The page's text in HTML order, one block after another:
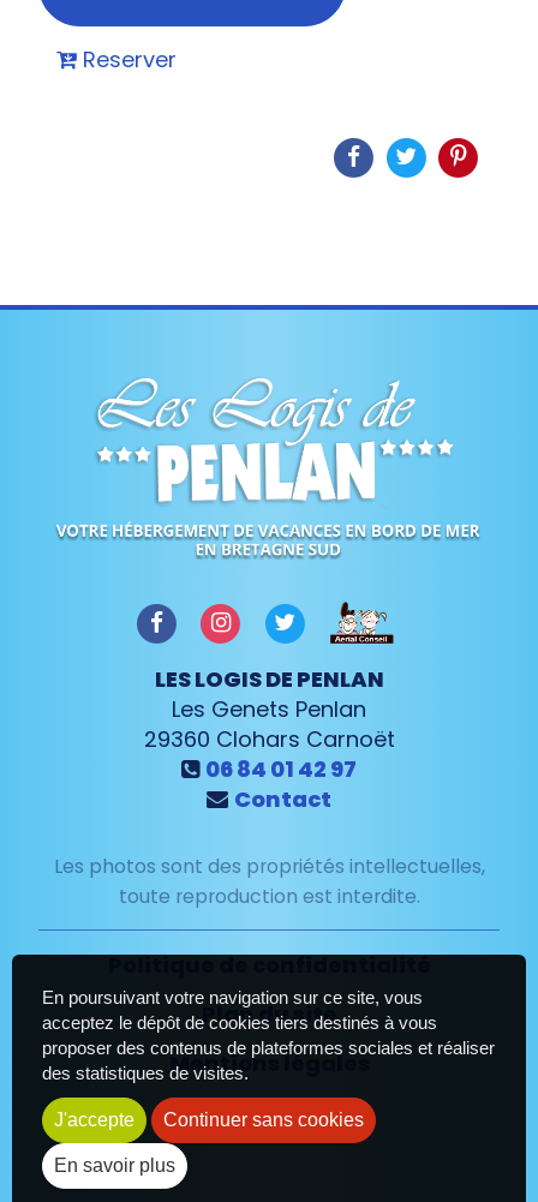
Reserver
LES LOGIS DE PENLAN
Les Genets Penlan
29360 Clohars Carnoët
06 84 01 42 97
Contact
Les photos sont des propriétés intellectuelles,
toute reproduction est interdite.
Politique de confidentialité
Plan du site
Mentions légales
En poursuivant votre navigation sur ce site, vous
acceptez le dépôt de cookies tiers destinés à vous
proposer des contenus de plateformes sociales et réaliser
des statistiques de visites.
J'accepte Continuer sans cookies
En savoir plus